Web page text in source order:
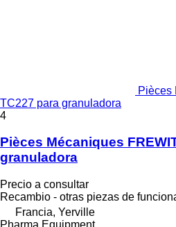
Pièces
TC227 para granuladora
4
Pièces Mécaniques
granuladora
Precio a consultar
Recambio - otras piezas de
Francia, Yerville
Pharma Equipment